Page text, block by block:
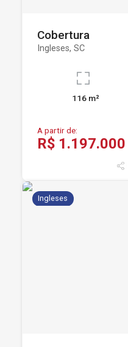
Cobertura
Ingleses, SC
116 m²
A partir de:
R$ 1.197.000
Ingleses